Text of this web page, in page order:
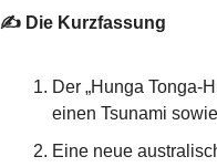
✍️ Die Kurzfassung
Der „Hunga Tonga-
einen Tsunami
Eine neue